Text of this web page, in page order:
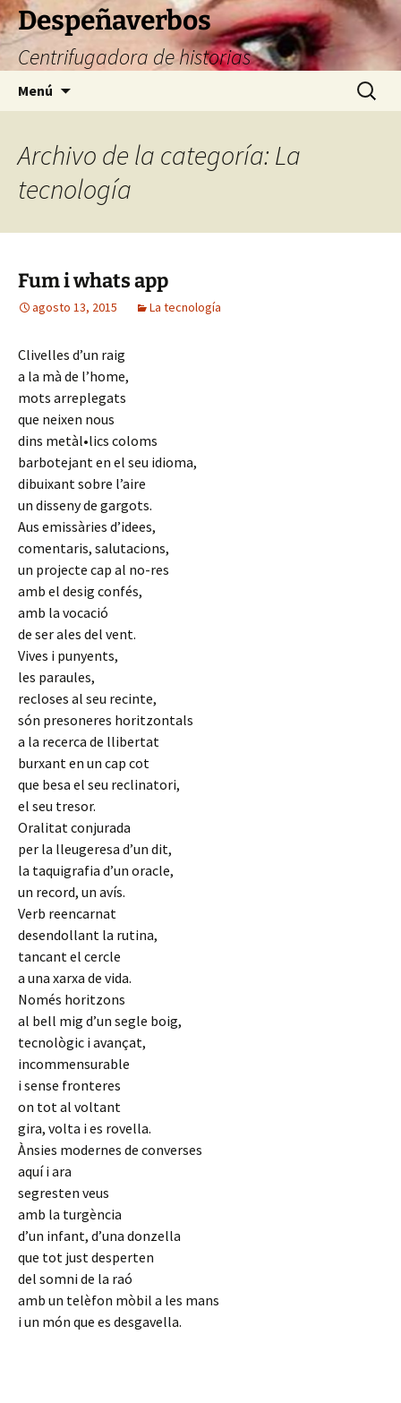
Saltar
al
contenido
Despeñaverbos
Centrifugadora de historias
Menú Buscar:
Archivo de la categoría: La
tecnología
Fum i whats app
agosto 13, 2015 La tecnología
Clivelles d’un raig
a la mà de l’home,
mots arreplegats
que neixen nous
dins metàl•lics coloms
barbotejant en el seu idioma,
dibuixant sobre l’aire
un disseny de gargots.
Aus emissàries d’idees,
comentaris, salutacions,
un projecte cap al no-res
amb el desig confés,
amb la vocació
de ser ales del vent.
Vives i punyents,
les paraules,
recloses al seu recinte,
són presoneres horitzontals
a la recerca de llibertat
burxant en un cap cot
que besa el seu reclinatori,
el seu tresor.
Oralitat conjurada
per la lleugeresa d’un dit,
la taquigrafia d’un oracle,
un record, un avís.
Verb reencarnat
desendollant la rutina,
tancant el cercle
a una xarxa de vida.
Només horitzons
al bell mig d’un segle boig,
tecnològic i avançat,
incommensurable
i sense fronteres
on tot al voltant
gira, volta i es rovella.
Ànsies modernes de converses
aquí i ara
segresten veus
amb la turgència
d’un infant, d’una donzella
que tot just desperten
del somni de la raó
amb un telèfon mòbil a les mans
i un món que es desgavella.